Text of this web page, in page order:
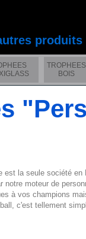
produits
TROPHEES
BOIS
est la seule société
notre moteur de
à vos champions
c'est tellement